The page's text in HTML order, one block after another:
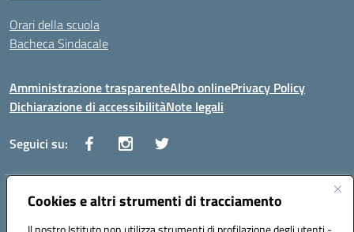
Cookies e altri strumenti di tracciamento
Orari della scuola
Bacheca Sindacale
Amministrazione trasparenteAlbo onlinePrivacy Policy
Dichiarazione di accessibilitàNote legali
Seguici su:
Indirizzo:Via Vaccari n.5 e Via Falcone n.20 - 91025 Marsala